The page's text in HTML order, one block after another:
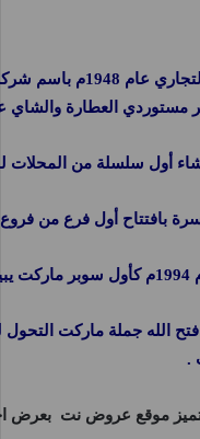
نشاطها
مستوردي العطارة
أول سلسلة من المحلات
بافتتاح أول فرع من
.
الله جملة ماركت
موقع عروض نت بعرض